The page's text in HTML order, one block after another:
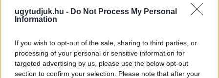
ugytudjuk.hu - Do Not Process My Personal
Information
If you wish to opt-out of the sale, sharing to third parties, or
processing of your personal or sensitive information for
targeted advertising by us, please use the below opt-out
section to confirm your selection. Please note that after your
1 hozzászólás